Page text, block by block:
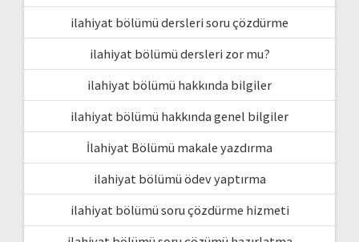
ilahiyat bölümü dersleri soru çözdürme
ilahiyat bölümü dersleri zor mu?
ilahiyat bölümü hakkında bilgiler
ilahiyat bölümü hakkında genel bilgiler
İlahiyat Bölümü makale yazdırma
ilahiyat bölümü ödev yaptırma
ilahiyat bölümü soru çözdürme hizmeti